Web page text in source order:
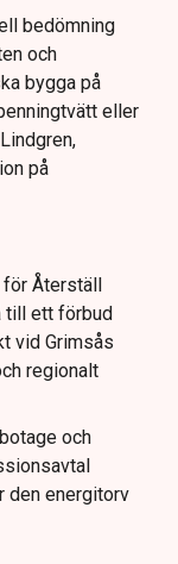
bedömning
och
bygga på
eller
på
för Återställ
till ett förbud
vid Grimsås
regionalt
och
den energitorv